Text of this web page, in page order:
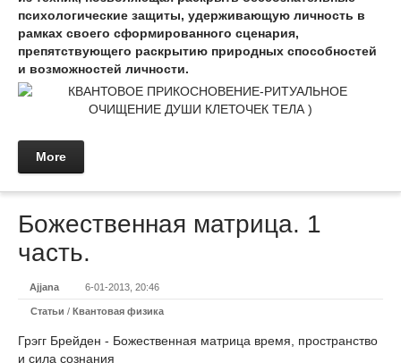
психологические защиты, удерживающую личность в
рамках своего сформированного сценария,
препятствующего раскрытию природных способностей
и возможностей личности.
More
Божественная матрица. 1
часть.
Ajjana 6-01-2013, 20:46
Статьи / Квантовая физика
Грэгг Брейден - Божественная матрица время, пространство
и сила сознания